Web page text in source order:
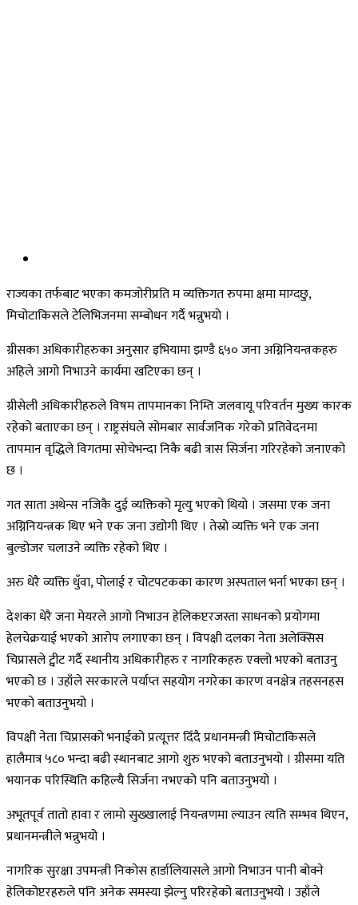
राज्यका तर्फबाट भएका कमजोरीप्रति म व्यक्तिगत रुपमा क्षमा माग्दछु,
मिचोटाकिसले टेलिभिजनमा सम्बोधन गर्दै भन्नुभयो ।
ग्रीसका अधिकारीहरुका अनुसार इभियामा झण्डै ६५० जना अग्निनियन्त्रकहरु
अहिले आगो निभाउने कार्यमा खटिएका छन् ।
ग्रीसेली अधिकारीहरुले विषम तापमानका निम्ति जलवायू परिवर्तन मुख्य कारक
रहेको बताएका छन् । राष्ट्रसंघले सोमबार सार्वजनिक गरेको प्रतिवेदनमा
तापमान वृद्धिले विगतमा सोचेभन्दा निकै बढी त्रास सिर्जना गरिरहेको जनाएको
छ ।
गत साता अथेन्स नजिकै दुई व्यक्तिको मृत्यु भएको थियो । जसमा एक जना
अग्निनियन्त्रक थिए भने एक जना उद्योगी थिए । तेस्रो व्यक्ति भने एक जना
बुल्डोजर चलाउने व्यक्ति रहेको थिए ।
अरु धेरै व्यक्ति धुँवा, पोलाई र चोटपटकका कारण अस्पताल भर्ना भएका छन् ।
देशका धेरै जना मेयरले आगो निभाउन हेलिकप्टरजस्ता साधनको प्रयोगमा
हेलचेक्रयाई भएको आरोप लगाएका छन् । विपक्षी दलका नेता अलेक्सिस
चिप्रासले ट्वीट गर्दै स्थानीय अधिकारीहरु र नागरिकहरु एक्लो भएको बताउनु
भएको छ । उहाँले सरकारले पर्याप्त सहयोग नगरेका कारण वनक्षेत्र तहसनहस
भएको बताउनुभयो ।
विपक्षी नेता चिप्रासको भनाईको प्रत्यूत्तर दिँदै प्रधानमन्त्री मिचोटाकिसले
हालैमात्र ५८० भन्दा बढी स्थानबाट आगो शुरु भएको बताउनुभयो । ग्रीसमा यति
भयानक परिस्थिति कहिल्यै सिर्जना नभएको पनि बताउनुभयो ।
अभूतपूर्व तातो हावा र लामो सुख्खालाई नियन्त्रणमा ल्याउन त्यति सम्भव थिएन,
प्रधानमन्त्रीले भन्नुभयो ।
नागरिक सुरक्षा उपमन्त्री निकोस हार्डालियासले आगो निभाउन पानी बोक्ने
हेलिकोप्टरहरुले पनि अनेक समस्या झेल्नु परिरहेको बताउनुभयो । उहाँले